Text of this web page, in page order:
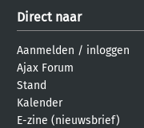
Direct naar
Aanmelden / inloggen
Ajax Forum
Stand
Kalender
E-zine (nieuwsbrief)